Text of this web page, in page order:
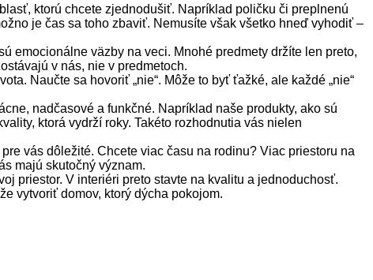
ktorú chcete zjednodušiť. Napríklad poličku či preplnenú
je čas sa toho zbaviť. Nemusíte však všetko hneď vyhodiť –
emocionálne väzby na veci. Mnohé predmety držíte len preto,
v nás, nie v predmetoch.
Naučte sa hovoriť „nie“. Môže to byť ťažké, ale každé „nie“
nadčasové a funkčné. Napríklad naše produkty, ako sú
ktorá vydrží roky. Takéto rozhodnutia vás nielen
vás dôležité. Chcete viac času na rodinu? Viac priestoru na
majú skutočný význam.
priestor. V interiéri preto stavte na kvalitu a jednoduchosť.
vytvoriť domov, ktorý dýcha pokojom.